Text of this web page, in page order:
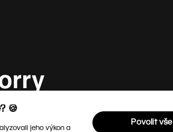
🍪
jeho výkon a
Povolit vše